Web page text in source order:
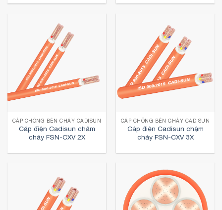
CÁP CHỐNG BÉN CHÁY CADISUN
Cáp điện Cadisun chậm
cháy FSN-CXV 2X
CÁP CHỐNG BÉN CHÁY CADISUN
Cáp điện Cadisun chậm
cháy FSN-CXV 3X